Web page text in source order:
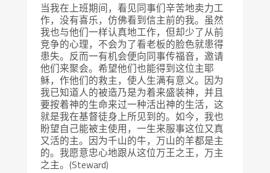
当我在上班期间，看见同事们辛苦地卖力工
作，没有喜乐，仿佛看到信主前的我。虽然
我也与他们一样认真地工作，但却少了从前
竞争的心理，不会为了看老板的脸色就患得
患失。反而一有机会便向同事传福音，邀请
他们来聚会。希望他们也能得到这位主耶
稣，作他们的救主，使人生满有意义。因为
我已知道人的被造乃是为着来盛装神，并且
要按着神的生命来过一种活出神的生活，这
就是我在基督徒身上所见到的。如今，我也
盼望自己能被主使用，一生来服事这位又真
又活的主。因为千山的牛，万山的羊都是主
的。我愿意忠心地跟从这位万王之王，万主
之主。(Steward)